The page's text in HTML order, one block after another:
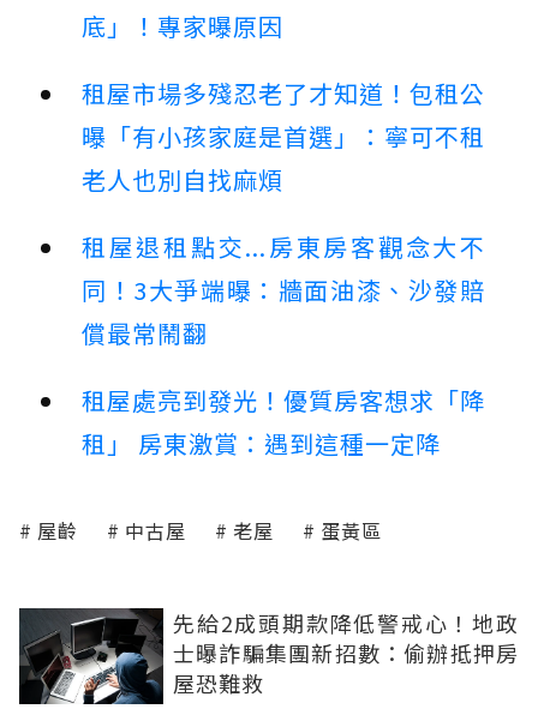
底」！專家曝原因
租屋市場多殘忍老了才知道！包租公
曝「有小孩家庭是首選」：寧可不租
老人也別自找麻煩
租屋退租點交...房東房客觀念大不
同！3大爭端曝：牆面油漆、沙發賠
償最常鬧翻
租屋處亮到發光！優質房客想求「降
租」 房東激賞：遇到這種一定降
屋齡 中古屋 老屋 蛋黃區
先給2成頭期款降低警戒心！地政
士曝詐騙集團新招數：偷辦抵押房
屋恐難救